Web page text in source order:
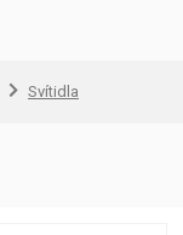
Svítidla